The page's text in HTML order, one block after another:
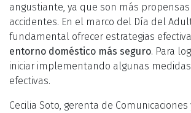
angustiante, ya que son más
accidentes. En el marco del Día del
fundamental ofrecer estrategias
entorno doméstico más seguro. Para
iniciar implementando algunas
efectivas.
Cecilia Soto, gerenta de Comunicaciones